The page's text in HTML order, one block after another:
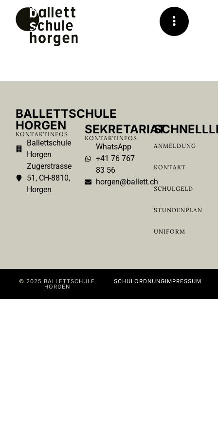
BALLETTSCHULE
HORGEN
KONTAKTINFOS
Ballettschule
Horgen
Zugerstrasse
51, CH-8810,
Horgen
SEKRETARIAT
KONTAKTINFOS
WhatsApp
+41 76 767
83 56
horgen@ballett.ch
ANMELDUNG
KONTAKT
SCHULGELD
STUNDENPLAN
UNIFORM
© 2025 BALLETTSCHULE
HORGEN
SCHULORDNUNGIMPRESSUM